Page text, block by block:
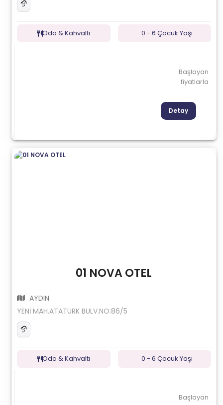
Oda & Kahvaltı 0 - 6 Çocuk Yaşı
Başlayan
fiyatlarla
Detay
01 NOVA OTEL
AYDIN
YENİ MAH.ATATÜRK BULV.NO:86/5
Oda & Kahvaltı 0 - 6 Çocuk Yaşı
Başlayan